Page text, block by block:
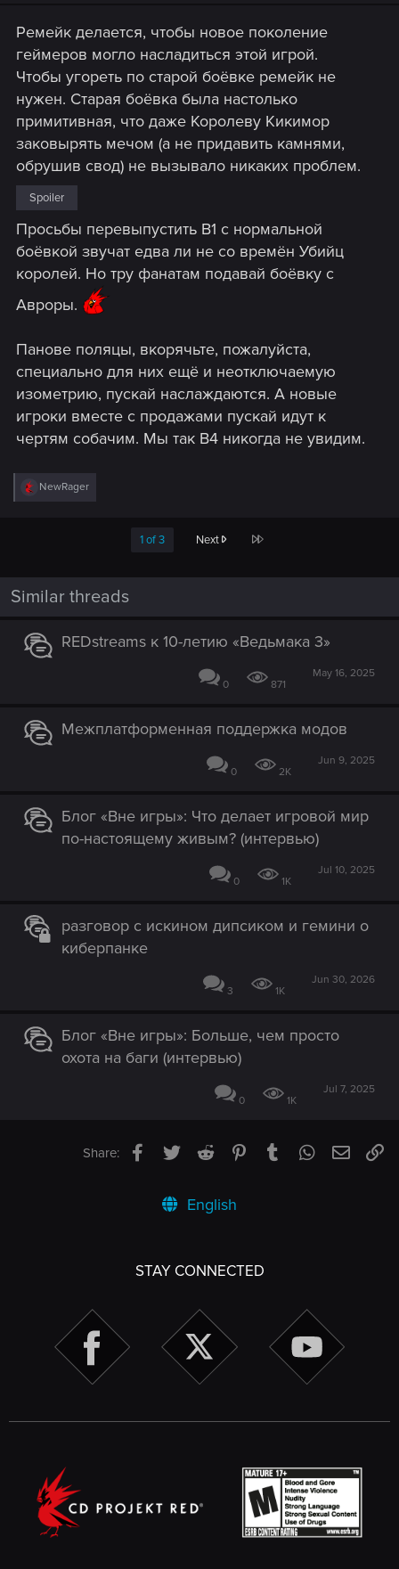
Ремейк делается, чтобы новое поколение
геймеров могло насладиться этой игрой.
Чтобы угореть по старой боёвке ремейк не
нужен. Старая боёвка была настолько
примитивная, что даже Королеву Кикимор
заковырять мечом (а не придавить камнями,
обрушив свод) не вызывало никаких проблем.
Spoiler
Просьбы перевыпустить В1 с нормальной
боёвкой звучат едва ли не со времён Убийц
королей. Но тру фанатам подавай боёвку с
Авроры.
Панове поляцы, вкорячьте, пожалуйста,
специально для них ещё и неотключаемую
изометрию, пускай наслаждаются. А новые
игроки вместе с продажами пускай идут к
чертям собачим. Мы так В4 никогда не увидим.
R
e
s
:
NewRager
1 of 3 Next Last
Similar threads
REDstreams к 10-летию «Ведьмака 3»
0 871
May 16, 2025
Межплатформенная поддержка модов
0 2K
Jun 9, 2025
Блог «Вне игры»: Что делает игровой мир
по-настоящему живым? (интервью)
0 1K
Jul 10, 2025
разговор с искином дипсиком и гемини о
киберпанке
3 1K
Jun 30, 2026
Блог «Вне игры»: Больше, чем просто
охота на баги (интервью)
0 1K
Jul 7, 2025
Share: Facebook
TwitterReddit PinterestTumblrWhatsApp
Email
English
STAY CONNECTED